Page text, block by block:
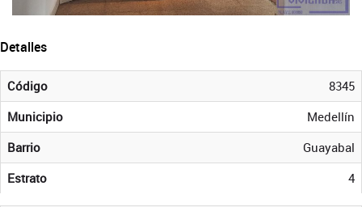
Detalles
Código
8345
Municipio
Medellín
Barrio
Guayabal
Estrato
4